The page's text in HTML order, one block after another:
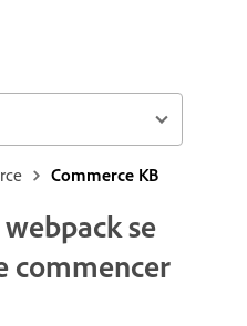
Commerce KB
se
commencer